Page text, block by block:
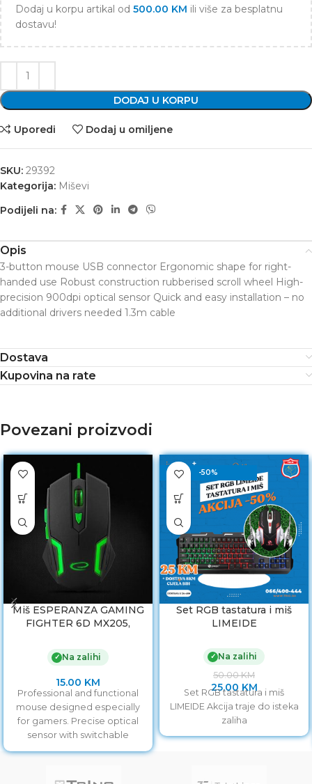
Dodaj u korpu artikal od 500.00 KM ili više za besplatnu
dostavu!
DODAJ U KORPU
Uporedi Dodaj u omiljene
SKU: 29392
Kategorija: Miševi
Podijeli na:
Opis
3-button mouse USB connector Ergonomic shape for right-
handed use Robust construction rubberised scroll wheel High-
precision 900dpi optical sensor Quick and easy installation – no
additional drivers needed 1.3m cable
Dostava
Kupovina na rate
Povezani proizvodi
Miš ESPERANZA GAMING
FIGHTER 6D MX205,
ergonomic, EGM205G
✓ Na zalihi
15.00 KM
Professional and functional
mouse designed especially
for gamers. Precise optical
sensor with switchable
resolution of
-50%
Set RGB tastatura i miš
LIMEIDE
✓ Na zalihi
50.00KM
25.00 KM
Set RGB tastatura i miš
LIMEIDE Akcija traje do isteka
zaliha